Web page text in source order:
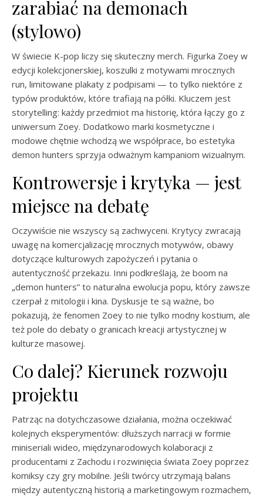
zarabiać na demonach
(stylowo)
W świecie K-pop liczy się skuteczny merch. Figurka Zoey w
edycji kolekcjonerskiej, koszulki z motywami mrocznych
run, limitowane plakaty z podpisami — to tylko niektóre z
typów produktów, które trafiają na półki. Kluczem jest
storytelling: każdy przedmiot ma historię, która łączy go z
uniwersum Zoey. Dodatkowo marki kosmetyczne i
modowe chętnie wchodzą we współprace, bo estetyka
demon hunters sprzyja odważnym kampaniom wizualnym.
Kontrowersje i krytyka — jest
miejsce na debatę
Oczywiście nie wszyscy są zachwyceni. Krytycy zwracają
uwagę na komercjalizację mrocznych motywów, obawy
dotyczące kulturowych zapożyczeń i pytania o
autentyczność przekazu. Inni podkreślają, że boom na
„demon hunters” to naturalna ewolucja popu, który zawsze
czerpał z mitologii i kina. Dyskusje te są ważne, bo
pokazują, że fenomen Zoey to nie tylko modny kostium, ale
też pole do debaty o granicach kreacji artystycznej w
kulturze masowej.
Co dalej? Kierunek rozwoju
projektu
Patrząc na dotychczasowe działania, można oczekiwać
kolejnych eksperymentów: dłuższych narracji w formie
miniseriali wideo, międzynarodowych kolaboracji z
producentami z Zachodu i rozwinięcia świata Zoey poprzez
komiksy czy gry mobilne. Jeśli twórcy utrzymają balans
między autentyczną historią a marketingowym rozmachem,